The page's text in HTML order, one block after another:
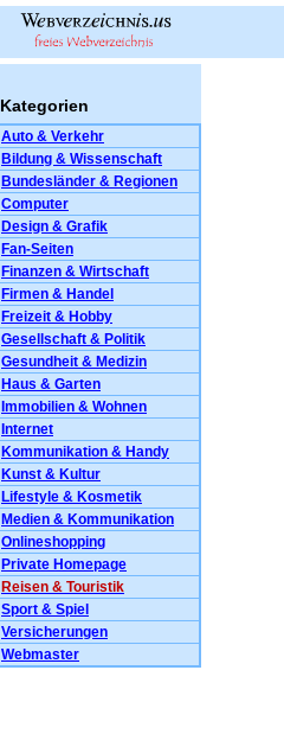
Kategorien
Auto & Verkehr
Bildung & Wissenschaft
Bundesländer & Regionen
Computer
Design & Grafik
Fan-Seiten
Finanzen & Wirtschaft
Firmen & Handel
Freizeit & Hobby
Gesellschaft & Politik
Gesundheit & Medizin
Haus & Garten
Immobilien & Wohnen
Internet
Kommunikation & Handy
Kunst & Kultur
Lifestyle & Kosmetik
Medien & Kommunikation
Onlineshopping
Private Homepage
Reisen & Touristik
Sport & Spiel
Versicherungen
Webmaster